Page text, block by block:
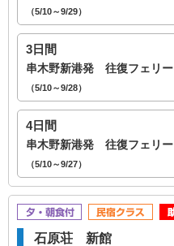
（5/10～9/29）
3日間
串木野新港発 往復フェリー
（5/10～9/28）
4日間
串木野新港発 往復フェリー
（5/10～9/27）
石原荘 新館